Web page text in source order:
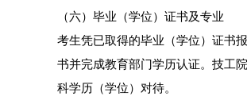
（六）毕业（学位）证书及专业
考生凭已取得的毕业（学位）证书
书并完成教育部门学历认证。技工
科学历（学位）对待。